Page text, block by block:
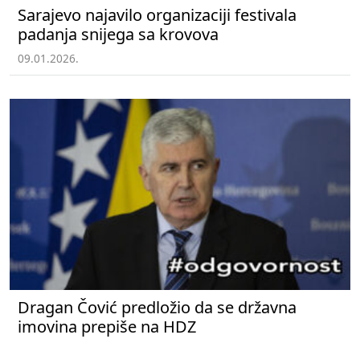
Sarajevo najavilo organizaciji festivala
padanja snijega sa krovova
09.01.2026.
Dragan Čović predložio da se državna
imovina prepiše na HDZ